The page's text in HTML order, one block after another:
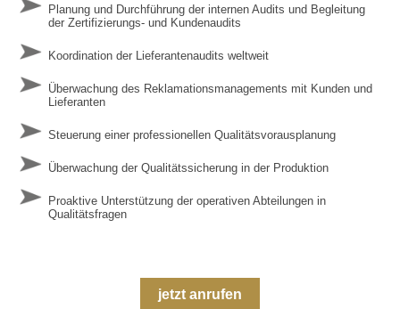
Planung und Durchführung der internen Audits und Begleitung
der Zertifizierungs- und Kundenaudits
Koordination der Lieferantenaudits weltweit
Überwachung des Reklamationsmanagements mit Kunden und
Lieferanten
Steuerung einer professionellen Qualitätsvorausplanung
Überwachung der Qualitätssicherung in der Produktion
Proaktive Unterstützung der operativen Abteilungen in
Qualitätsfragen
jetzt anrufen